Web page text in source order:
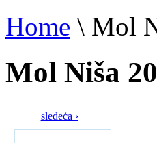
Home \ Mol
Mol Niša
sledeća ›